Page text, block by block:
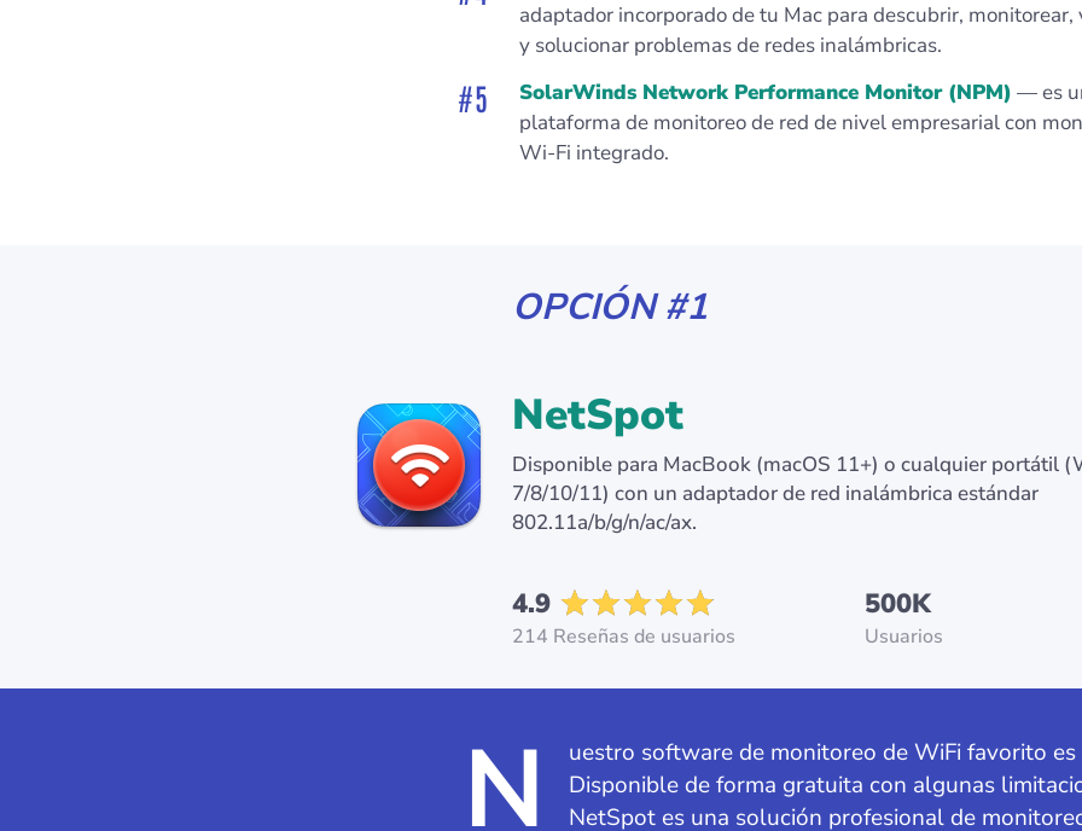
adaptador incorporado de tu Mac para descubrir, monitorear,
y solucionar problemas de redes inalámbricas.
SolarWinds Network Performance Monitor (NPM) — es
plataforma de monitoreo de red de nivel empresarial con
Wi-Fi integrado.
OPCIÓN #1
NetSpot
Disponible para MacBook (macOS 11+) o cualquier portátil
7/8/10/11) con un adaptador de red inalámbrica estándar
802.11a/b/g/n/ac/ax.
4.9
214 Reseñas de usuarios
500K
Usuarios
N
uestro software de monitoreo de WiFi favorito
Disponible de forma gratuita con algunas
NetSpot es una solución profesional de